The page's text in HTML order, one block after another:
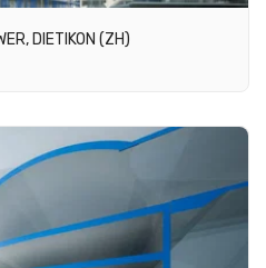
DIETIKON (ZH)